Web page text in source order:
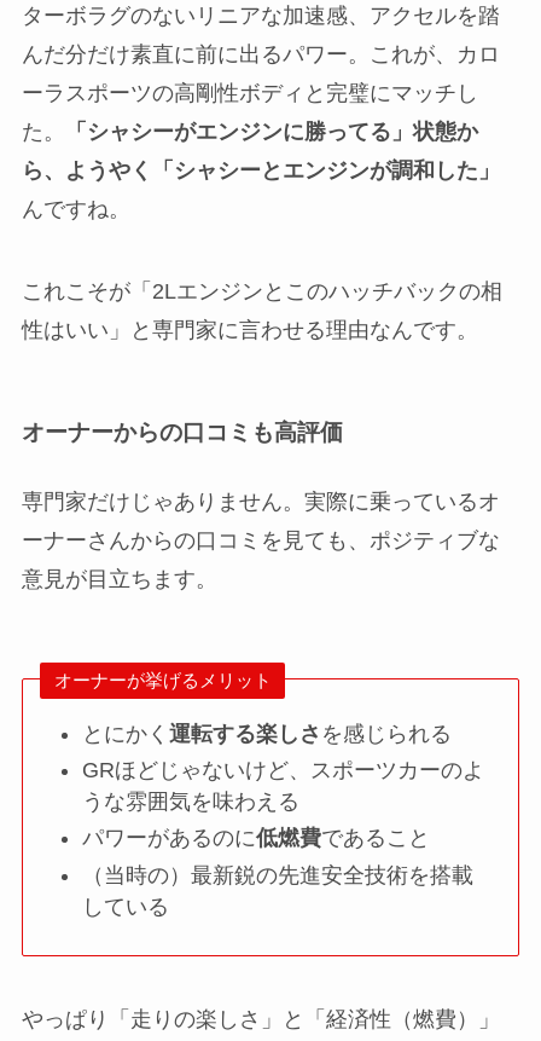
ターボラグのないリニアな加速感、アクセルを踏
んだ分だけ素直に前に出るパワー。これが、カロ
ーラスポーツの高剛性ボディと完璧にマッチし
た。
「シャシーがエンジンに勝ってる」状態か
ら、ようやく「シャシーとエンジンが調和した」
んですね。
これこそが「2Lエンジンとこのハッチバックの相
性はいい」と専門家に言わせる理由なんです。
オーナーからの口コミも高評価
専門家だけじゃありません。実際に乗っているオ
ーナーさんからの口コミを見ても、ポジティブな
意見が目立ちます。
オーナーが挙げるメリット
とにかく運転する楽しさ を感じられる
GRほどじゃないけど、スポーツカーのよ
うな雰囲気を味わえる
パワーがあるのに低燃費であること
（当時の）最新鋭の先進安全技術を搭載
している
やっぱり「走りの楽しさ」と「経済性（燃費）」